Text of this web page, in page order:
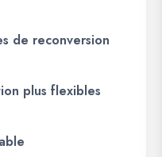
de reconversion
plus flexibles